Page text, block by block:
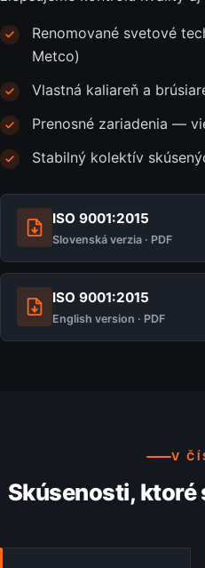
Renomované svetové
Metco)
Vlastná kaliareň a
Prenosné zariadenia —
Stabilný kolektív
ISO 9001:2015
Slovenská verzia · PDF
ISO 9001:2015
English version · PDF
V
Skúsenosti, ktoré